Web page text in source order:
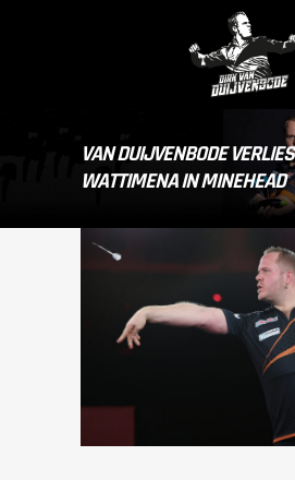
VAN DUIJVENBODE
WATTIMENA IN MINEHEAD